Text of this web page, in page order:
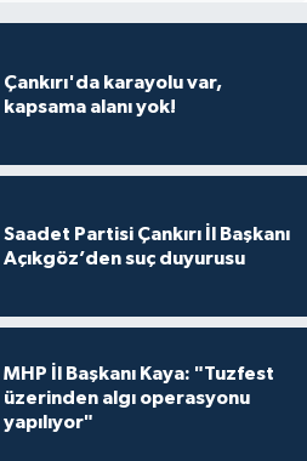
Çankırı'da karayolu var,
kapsama alanı yok!
Saadet Partisi Çankırı İl Başkanı
Açıkgöz’den suç duyurusu
MHP İl Başkanı Kaya: "Tuzfest
üzerinden algı operasyonu
yapılıyor"